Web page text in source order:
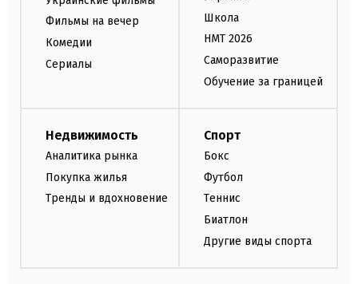
Фильмы на вечер
Комедии
Сериалы
Школа
НМТ 2026
Саморазвитие
Обучение за границей
Недвижимость
Аналитика рынка
Покупка жилья
Тренды и вдохновение
Спорт
Бокс
Футбол
Теннис
Биатлон
Другие виды спорта